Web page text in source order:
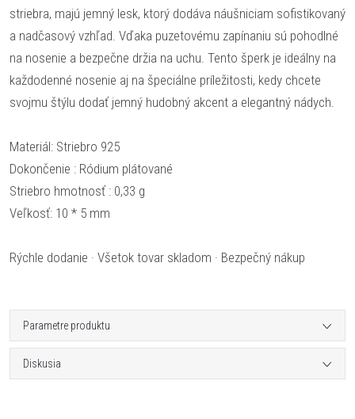
striebra, majú jemný lesk, ktorý dodáva náušniciam sofistikovaný
a nadčasový vzhľad. Vďaka puzetovému zapínaniu sú pohodlné
na nosenie a bezpečne držia na uchu. Tento šperk je ideálny na
každodenné nosenie aj na špeciálne príležitosti, kedy chcete
svojmu štýlu dodať jemný hudobný akcent a elegantný nádych.
Materiál: Striebro 925
Dokončenie : Ródium plátované
Striebro hmotnosť : 0,33 g
Veľkosť: 10 * 5 mm
Rýchle dodanie · Všetok tovar skladom · Bezpečný nákup
Parametre produktu
Diskusia